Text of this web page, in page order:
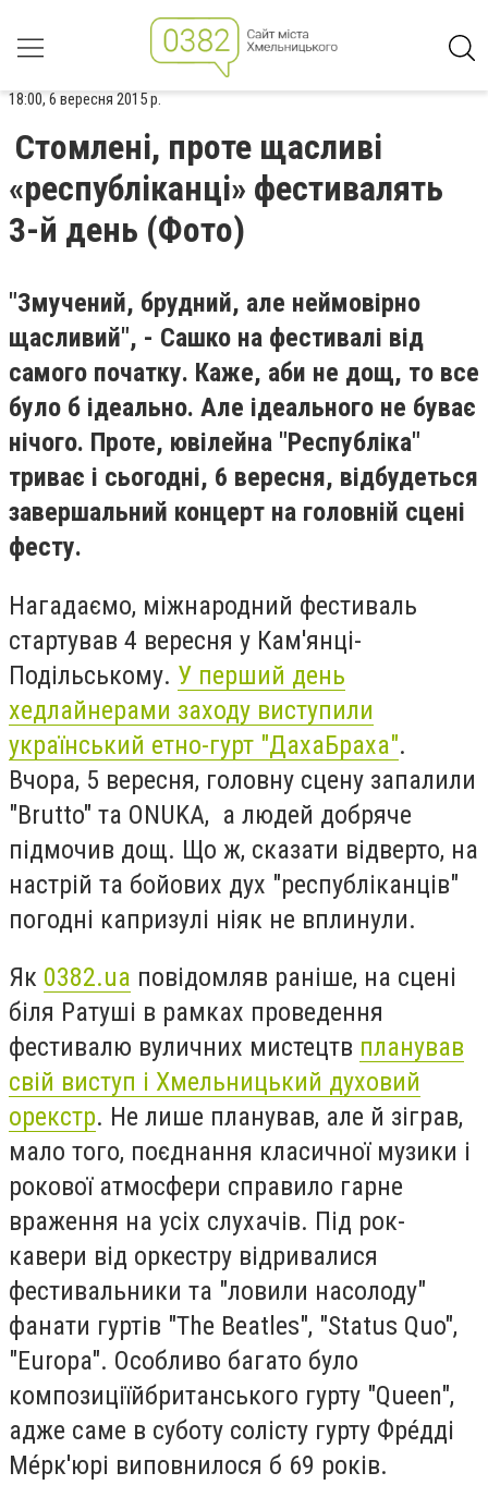
18:00, 6 вересня 2015 р.
Стомлені, проте щасливі
«республіканці» фестивалять
3-й день (Фото)
"Змучений, брудний, але неймовірно
щасливий", - Сашко на фестивалі від
самого початку. Каже, аби не дощ, то все
було б ідеально. Але ідеального не буває
нічого. Проте, ювілейна "Республіка"
триває і сьогодні, 6 вересня, відбудеться
завершальний концерт на головній сцені
фесту.
Нагадаємо, міжнародний фестиваль
стартував 4 вересня у Кам'янці-
Подільському. У перший день
хедлайнерами заходу виступили
український етно-гурт "ДахаБраха".
Вчора, 5 вересня, головну сцену запалили
"Brutto" та ONUKA, а людей добряче
підмочив дощ. Що ж, сказати відверто, на
настрій та бойових дух "республіканців"
погодні капризулі ніяк не вплинули.
Як 0382.ua повідомляв раніше, на сцені
біля Ратуші в рамках проведення
фестивалю вуличних мистецтв планував
свій виступ і Хмельницький духовий
орекстр. Не лише планував, але й зіграв,
мало того, поєднання класичної музики і
рокової атмосфери справило гарне
враження на усіх слухачів. Під рок-
кавери від оркестру відривалися
фестивальники та "ловили насолоду"
фанати гуртів "The Beatles", "Status Quo",
"Europa". Особливо багато було
композиціїйбританського гурту "Queen",
адже саме в суботу солісту гурту Фре́дді
Ме́рк'юрі виповнилося б 69 років.